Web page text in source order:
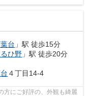
台 」駅 徒歩15分
ひ野 」駅 徒歩20分
４丁目14-4
方にご好評の、外観も綺麗